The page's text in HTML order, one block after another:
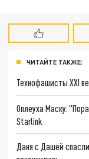
ЧИТАЙТЕ ТАКЖЕ:
Технофашисты XXI
Оплеуха Маску.
Starlink
Даня с Дашей